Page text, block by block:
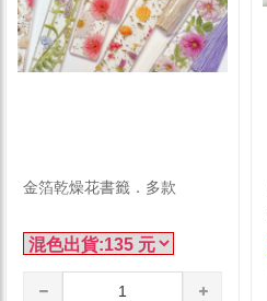
金箔乾燥花書籤．多款